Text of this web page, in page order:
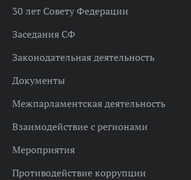
30 лет Совету Федерации
Заседания СФ
Законодательная деятельность
Документы
Межпарламентская деятельность
Взаимодействие с регионами
Мероприятия
Противодействие коррупции